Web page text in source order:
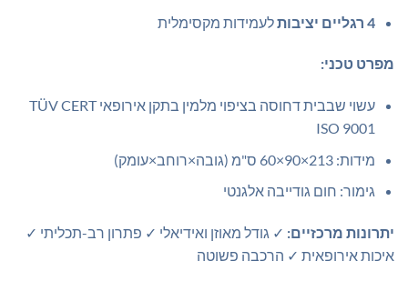
4 רגליים יציבות
לעמידות מקסימלית
מפרט טכני:
עשוי שבבית דחוסה בציפוי מלמין בתקן אירופאי TÜV CERT
ISO 9001
מידות: 213×90×60 ס"מ (גובה×רוחב×עומק)
גימור: חום גודייבה אלגנטי
יתרונות מרכזיים: ✓ גודל מאוזן ואידיאלי ✓ פתרון רב-תכליתי ✓
איכות אירופאית ✓ הרכבה פשוטה